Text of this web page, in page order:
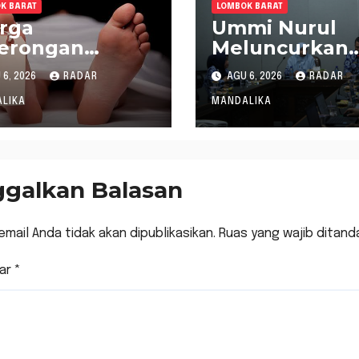
BARAT
saat
Ikan di
6, 2026 RADAR
LOMBOK BARAT
Ummi Nurul
Meluncurkan
Gerakan
Menanam
Tangani
AGU 6, 2026 RADAR
MANDALIKA
Balasan
Anda tidak akan dipublikasikan. Ruas yang wajib
*